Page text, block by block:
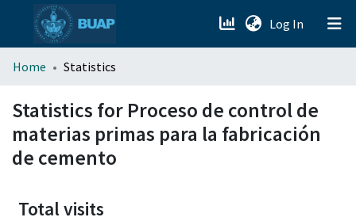
Log In (current)
menu.section.about_menu
All of DSpace
Home Statistics
Statistics for Proceso de control de
materias primas para la fabricación
de cemento
Total visits